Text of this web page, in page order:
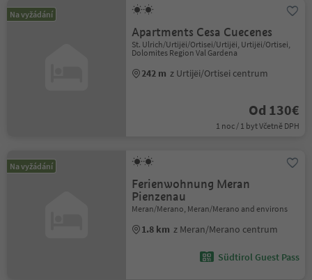
Na vyžádání
Apartments Cesa Cuecenes
St. Ulrich/Urtijëi/Ortisei/Urtijëi, Urtijëi/Ortisei,
Dolomites Region Val Gardena
242 m z Urtijëi/Ortisei centrum
Od 130€
1 noc / 1 byt Včetně DPH
Na vyžádání
Ferienwohnung Meran
Pienzenau
Meran/Merano, Meran/Merano and environs
1.8 km z Meran/Merano centrum
Südtirol Guest Pass